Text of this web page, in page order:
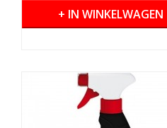
+ IN WINKELWAGEN